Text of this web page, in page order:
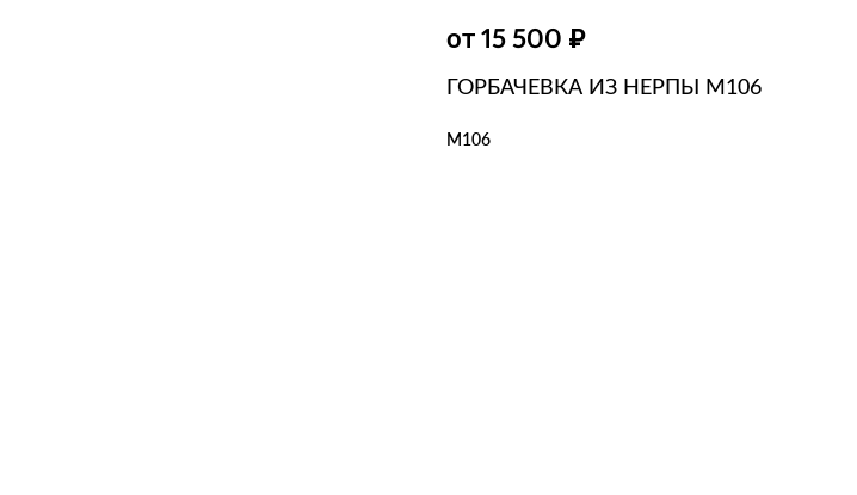
от 15 500 ₽
ГОРБАЧЕВКА ИЗ НЕРПЫ M106
M106